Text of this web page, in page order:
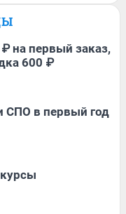
на первый заказ,
600 ₽
СПО в первый год